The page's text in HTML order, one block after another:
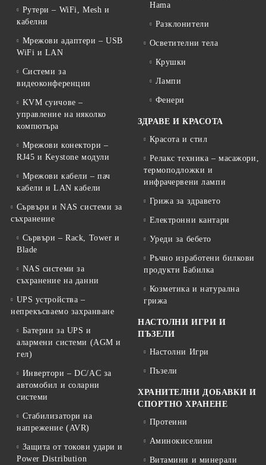
Рутери – WiFi, Mesh и
кабелни
Мрежови адаптери – USB
WiFi и LAN
Системи за
видеоконференции
KVM суичове –
управление на няколко
компютъра
Мрежови конектори –
RJ45 и Keystone модули
Мрежови кабели – пач
кабели и LAN кабели
Сървъри и NAS системи за
съхранение
Сървъри – Rack, Tower и
Blade
NAS системи за
съхранение на данни
UPS устройства –
непрекъсваемо захранване
Батерии за UPS и
алармени системи (AGM и
гел)
Инвертори – DC/AC за
автомобил и соларни
системи
Стабилизатори на
напрежение (AVR)
Защита от токови удари и
Power Distribution
Hama
Разклонители
Осветителни тела
Крушки
Лампи
Фенери
ЗДРАВЕ И КРАСОТА
Красота и стил
Релакс техника – масажори,
термоподложки и
инфрачервени лампи
Грижа за здравето
Електронни кантари
Уреди за бебето
Ръчно изработени билкови
продукти Бабилка
Козметика и натурална
грижа
НАСТОЛНИ ИГРИ И
ПЪЗЕЛИ
Настолни Игри
Пъзели
ХРАНИТЕЛНИ ДОБАВКИ И
СПОРТНО ХРАНЕНЕ
Протеини
Аминокиселини
Витамини и минерали